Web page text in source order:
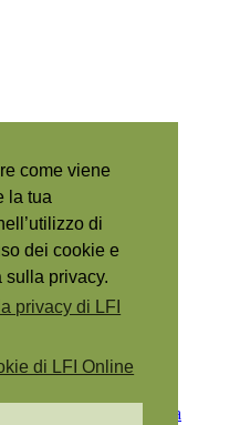
come viene
la tua
di
dei cookie e
sulla privacy.
privacy di LFI
di LFI Online
Tutela della